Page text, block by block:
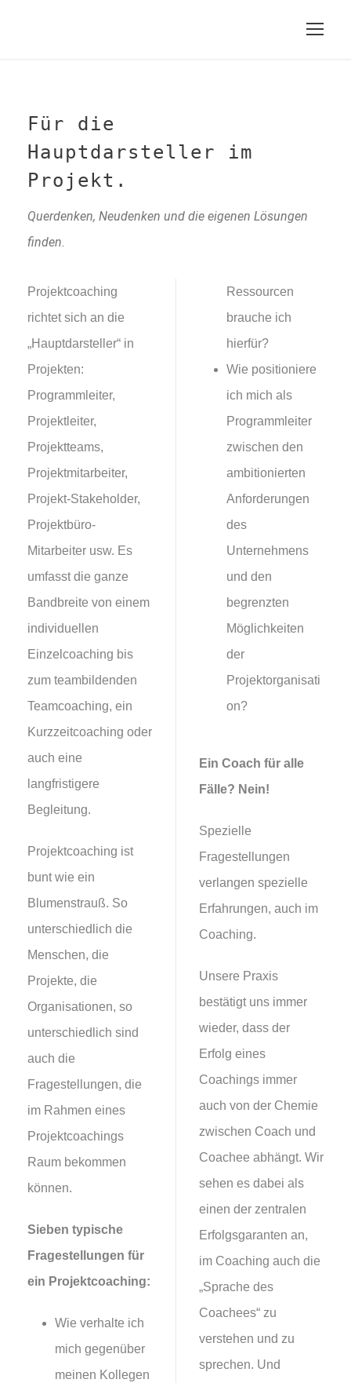
Für die
Hauptdarsteller im
Projekt.
Querdenken, Neudenken und die eigenen Lösungen
finden.
Projektcoaching
richtet sich an die
„Hauptdarsteller“ in
Projekten:
Programmleiter,
Projektleiter,
Projektteams,
Projektmitarbeiter,
Projekt-Stakeholder,
Projektbüro-
Mitarbeiter usw. Es
umfasst die ganze
Bandbreite von einem
individuellen
Einzelcoaching bis
zum teambildenden
Teamcoaching, ein
Kurzzeitcoaching oder
auch eine
langfristigere
Begleitung.
Projektcoaching ist
bunt wie ein
Blumenstrauß. So
unterschiedlich die
Menschen, die
Projekte, die
Organisationen, so
unterschiedlich sind
auch die
Fragestellungen, die
im Rahmen eines
Projektcoachings
Raum bekommen
können.
Sieben typische
Fragestellungen für
ein Projektcoaching:
Wie verhalte ich
mich gegenüber
meinen Kollegen
Ressourcen
brauche ich
hierfür?
Wie positioniere
ich mich als
Programmleiter
zwischen den
ambitionierten
Anforderungen
des
Unternehmens
und den
begrenzten
Möglichkeiten
der
Projektorganisati
on?
Ein Coach für alle
Fälle? Nein!
Spezielle
Fragestellungen
verlangen spezielle
Erfahrungen, auch im
Coaching.
Unsere Praxis
bestätigt uns immer
wieder, dass der
Erfolg eines
Coachings immer
auch von der Chemie
zwischen Coach und
Coachee abhängt. Wir
sehen es dabei als
einen der zentralen
Erfolgsgaranten an,
im Coaching auch die
„Sprache des
Coachees“ zu
verstehen und zu
sprechen. Und